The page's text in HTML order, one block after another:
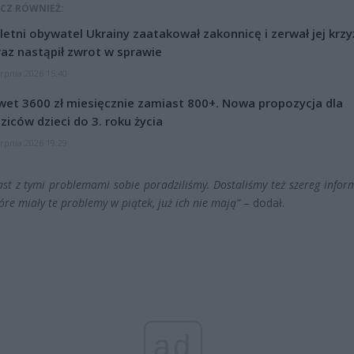
RÓWNIEŻ:
obywatel Ukrainy zaatakował zakonnicę i zerwał jej
nastąpił zwrot w sprawie
3600 zł miesięcznie zamiast 800+. Nowa propozycja dla
dzieci do 3. roku życia
z tymi problemami sobie poradziliśmy. Dostaliśmy też szereg
miały te problemy w piątek, już ich nie mają”– dodał.